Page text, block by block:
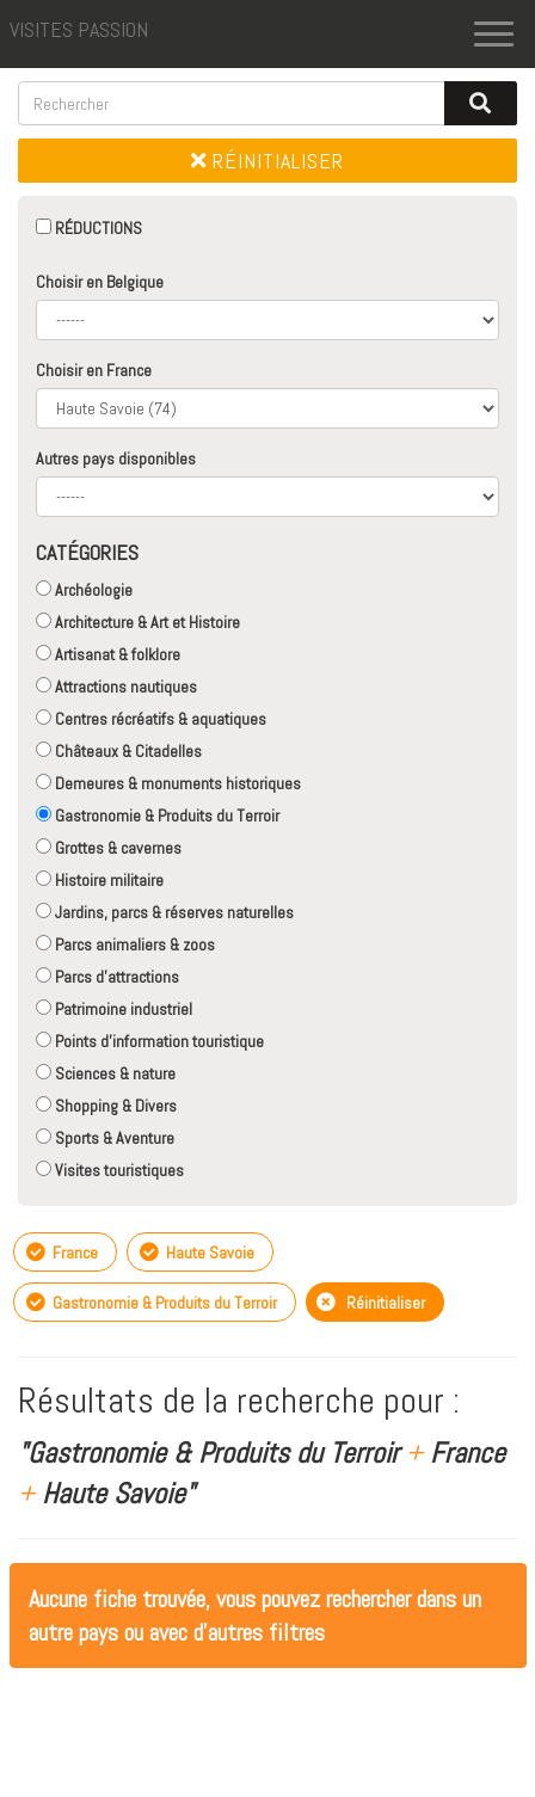
VISITES PASSION
RÉINITIALISER
RÉDUCTIONS
Choisir en Belgique
Choisir en France
Autres pays disponibles
CATÉGORIES
Archéologie
Architecture & Art et Histoire
Artisanat & folklore
Attractions nautiques
Centres récréatifs & aquatiques
Châteaux & Citadelles
Demeures & monuments historiques
Gastronomie & Produits du Terroir
Grottes & cavernes
Histoire militaire
Jardins, parcs & réserves naturelles
Parcs animaliers & zoos
Parcs d'attractions
Patrimoine industriel
Points d'information touristique
Sciences & nature
Shopping & Divers
Sports & Aventure
Visites touristiques
France Haute Savoie
Gastronomie & Produits du Terroir Réinitialiser
Résultats de la recherche pour :
"Gastronomie & Produits du Terroir+France
+Haute Savoie"
Aucune fiche trouvée, vous pouvez rechercher dans un
autre pays ou avec d'autres filtres